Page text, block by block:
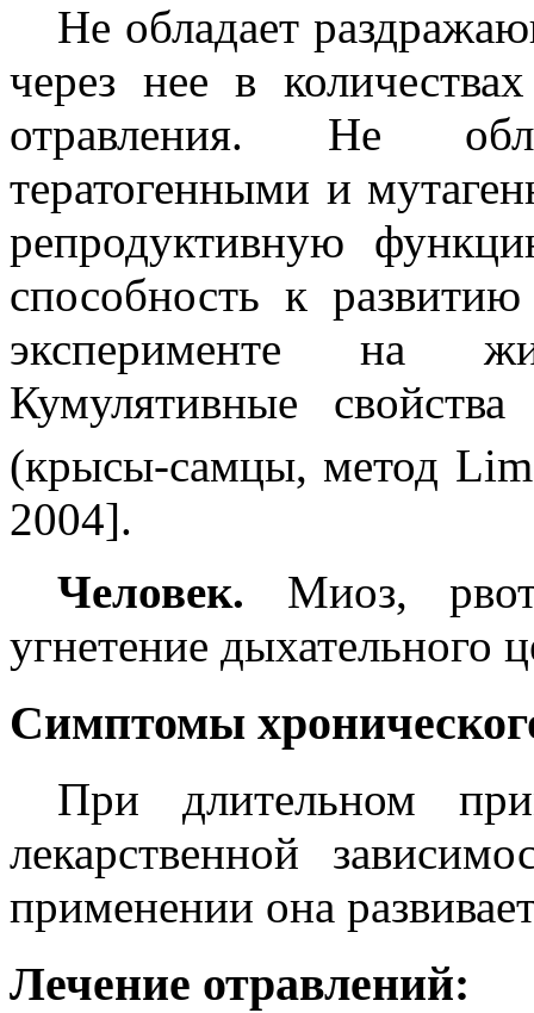
Не обладает
через нее в
отравления. Не
тератогенными и
репродуктивную
способность к
эксперименте на
Кумулятивные
(крысы-самцы, метод
2004].
Человек. Миоз,
угнетение дыхательного
Симптомы
При длительном
лекарственной
применении она
Лечение отравлений: